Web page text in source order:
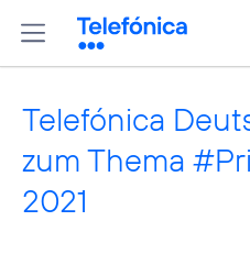
Telefónica
zum Thema
2021